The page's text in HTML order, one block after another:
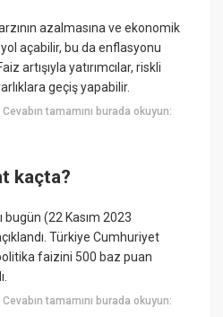
azalmasına ve ekonomik
açabilir, bu da enflasyonu
artışıyla yatırımcılar, riskli
geçiş yapabilir.
Cevabın tamamını burada okuyun:
kaçta?
bugün (22 Kasım 2023
Türkiye Cumhuriyet
faizini 500 baz puan
Cevabın tamamını burada okuyun: